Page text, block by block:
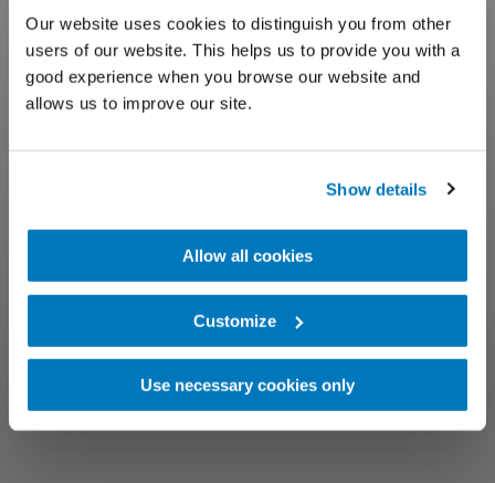
Our website uses cookies to distinguish you from other
users of our website. This helps us to provide you with a
good experience when you browse our website and
allows us to improve our site.
Show details
Allow all cookies
Customize
Use necessary cookies only